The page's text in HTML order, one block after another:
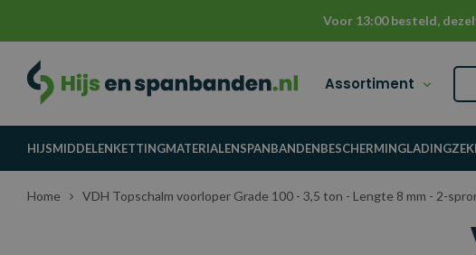
Voor 13:00 besteld,
Assortiment
HIJSMIDDELENKETTINGMATERIALENSPANBANDENBESCHERMING
Home VDH Topschalm voorloper Grade 100 - 3,5 ton - Lengte 8 mm - 2-